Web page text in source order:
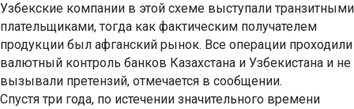
Узбекские компании в этой схеме выступали транзитными
плательщиками, тогда как фактическим получателем
продукции был афганский рынок. Все операции проходили
валютный контроль банков Казахстана и Узбекистана и не
вызывали претензий, отмечается в сообщении.
Спустя три года, по истечении значительного времени